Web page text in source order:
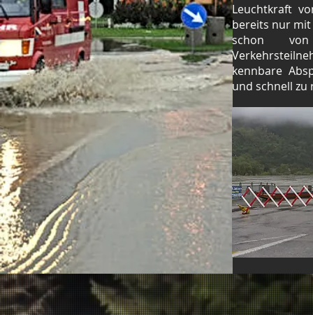
Leuchtkraft
bereits nur mit
schon
kennbare
und schnell zu